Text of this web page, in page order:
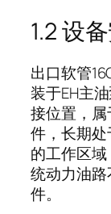
1.2 设
出口软管
装于EH主
接位置，属
件，长期
的工作区
统动力油
件。